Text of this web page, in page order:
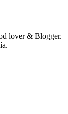
lover & Blogger.